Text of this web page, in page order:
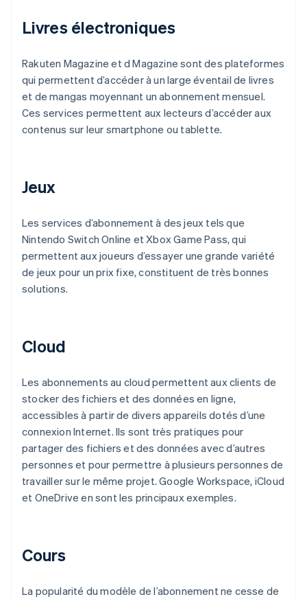
Livres électroniques
Rakuten Magazine et d Magazine sont des plateformes
qui permettent d’accéder à un large éventail de livres
et de mangas moyennant un abonnement mensuel.
Ces services permettent aux lecteurs d’accéder aux
contenus sur leur smartphone ou tablette.
Jeux
Les services d’abonnement à des jeux tels que
Nintendo Switch Online et Xbox Game Pass, qui
permettent aux joueurs d’essayer une grande variété
de jeux pour un prix fixe, constituent de très bonnes
solutions.
Cloud
Les abonnements au cloud permettent aux clients de
stocker des fichiers et des données en ligne,
accessibles à partir de divers appareils dotés d’une
connexion Internet. Ils sont très pratiques pour
partager des fichiers et des données avec d’autres
personnes et pour permettre à plusieurs personnes de
travailler sur le même projet. Google Workspace, iCloud
et OneDrive en sont les principaux exemples.
Cours
La popularité du modèle de l’abonnement ne cesse de